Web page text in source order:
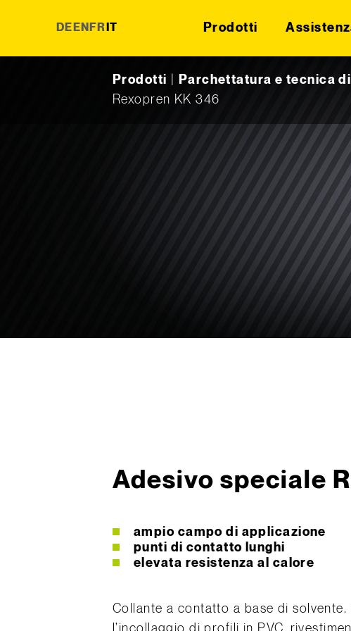
DE EN FR IT Prodotti
Prodotti Parchettatura e tecnica
Rexopren KK 346
Adesivo speciale
ampio campo di applicazione
punti di contatto lunghi
elevata resistenza al calore
Collante a contatto a base di